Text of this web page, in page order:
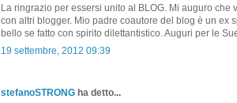
La ringrazio per essersi unito al BLOG. Mi auguro
con altri blogger. Mio padre coautore del blog è un ex
bello se fatto con spirito dilettantistico. Auguri per le
19 settembre, 2012 09:39
stefanoSTRONG ha detto...